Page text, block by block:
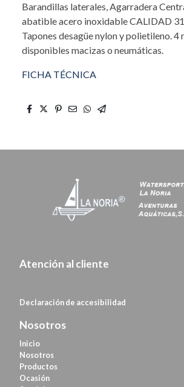
Barandillas laterales, Agarradera
abatible acero inoxidable CALIDAD
Tapones desagüe nylon y polietileno. 4
disponibles macizas o neumáticas.
FICHA TÉCNICA
Atención al cliente
Declaración de accesibilidad
Nosotros
Inicio
Nosotros
Productos
Ocasión